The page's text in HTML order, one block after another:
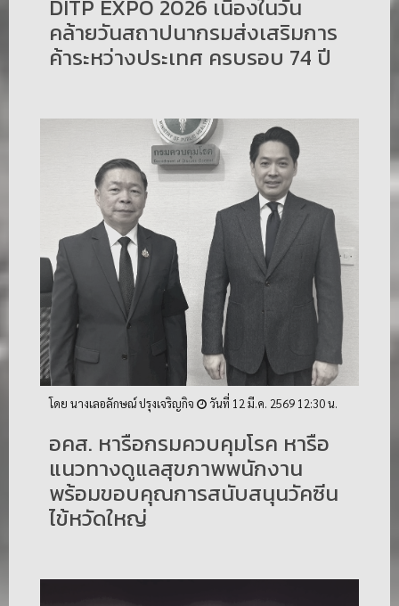
DITP EXPO 2026 เนื่องในวัน
คล้ายวันสถาปนากรมส่งเสริมการ
ค้าระหว่างประเทศ ครบรอบ 74 ปี
โดย นางเลอลักษณ์ ปรุงเจริญกิจ วันที่ 12 มี.ค. 2569 12:30 น.
อคส. หารือกรมควบคุมโรค หารือ
แนวทางดูแลสุขภาพพนักงาน
พร้อมขอบคุณการสนับสนุนวัคซีน
ไข้หวัดใหญ่